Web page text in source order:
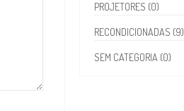
PROJETORES (0)
RECONDICIONADAS (9)
SEM CATEGORIA (0)